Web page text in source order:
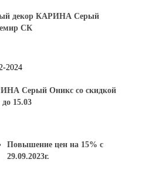
декор КАРИНА Серый
СК
2024
Серый Оникс со скидкой
15.03
Повышение цен на 15% с
29.09.2023г.